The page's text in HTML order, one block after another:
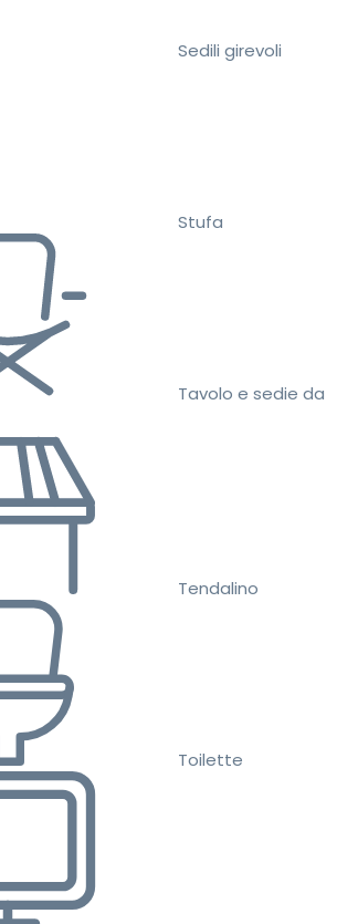
Sedili girevoli
Stufa
Tavolo e sedie da
Tendalino
Toilette